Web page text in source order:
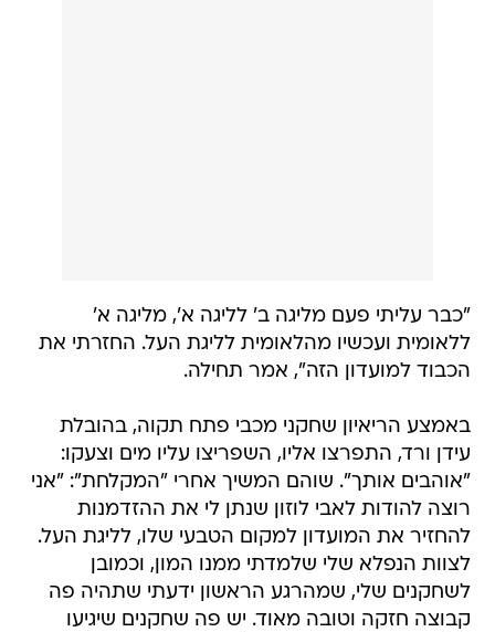
"כבר עליתי פעם מליגה ב' לליגה א', מליגה א'
ללאומית ועכשיו מהלאומית לליגת העל. החזרתי את
הכבוד למועדון הזה", אמר תחילה.
באמצע הריאיון שחקני מכבי פתח תקוה, בהובלת
עידן ורד, התפרצו אליו, השפריצו עליו מים וצעקו:
"אוהבים אותך". שוהם המשיך אחרי "המקלחת": "אני
רוצה להודות לאבי לוזון שנתן לי את ההזדמנות
להחזיר את המועדון למקום הטבעי שלו, לליגת העל.
לצוות הנפלא שלי שלמדתי ממנו המון, וכמובן
לשחקנים שלי, שמהרגע הראשון ידעתי שתהיה פה
קבוצה חזקה וטובה מאוד. יש פה שחקנים שיגיעו